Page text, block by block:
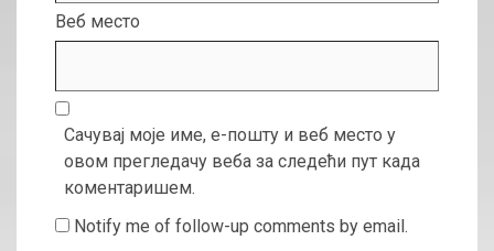
Веб место
Сачувај моје име, е-пошту и веб место у
овом прегледачу веба за следећи пут када
коментаришем.
Notify me of follow-up comments by email.